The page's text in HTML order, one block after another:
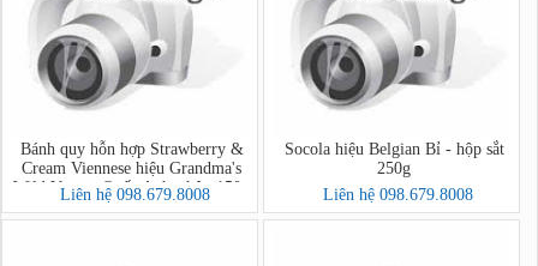
Bánh quy hỗn hợp Strawberry &
Cream Viennese hiệu Grandma's
Wild Vương Quốc Anh - hộp 150g
Liên hệ 098.679.8008
Socola hiệu Belgian Bỉ - hộp sắt
250g
Liên hệ 098.679.8008